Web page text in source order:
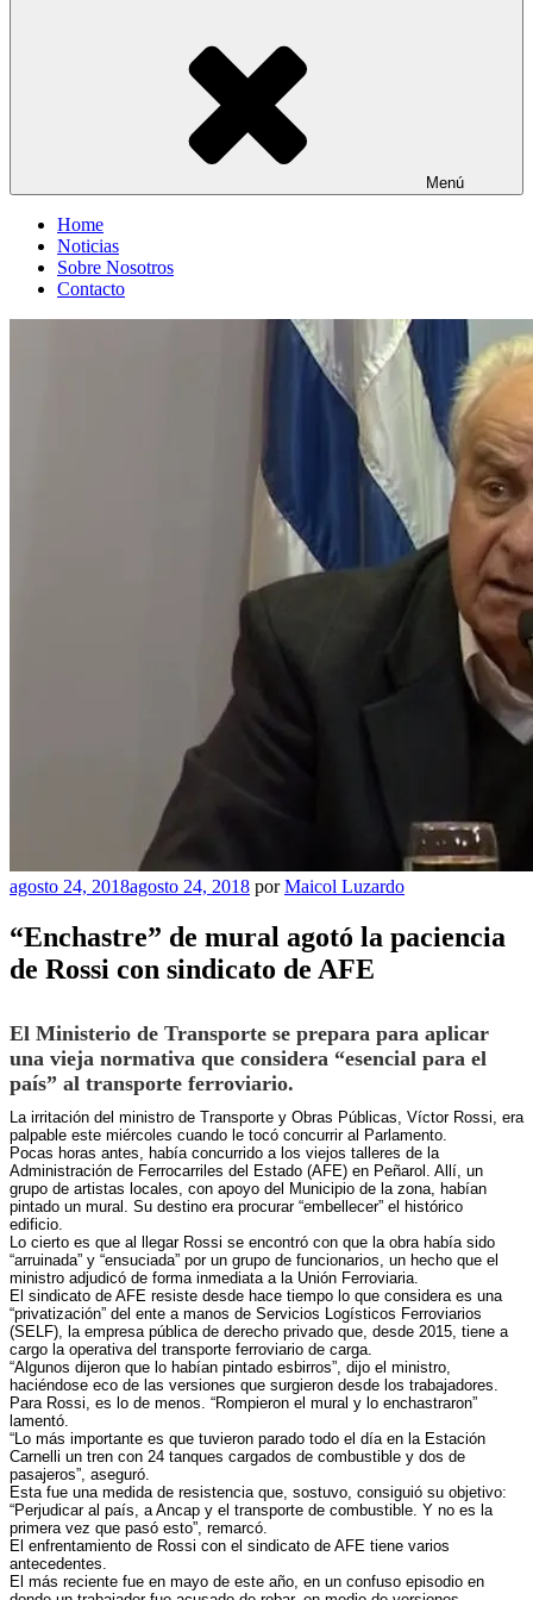
Menú
Home
Noticias
Sobre Nosotros
Contacto
Publicado
agosto 24, 2018agosto 24, 2018 porMaicol Luzardo
“Enchastre” de mural agotó la paciencia
de Rossi con sindicato de AFE
El Ministerio de Transporte se prepara para aplicar
una vieja normativa que considera “esencial para el
país” al transporte ferroviario.
La irritación del ministro de Transporte y Obras Públicas, Víctor Rossi, era
palpable este miércoles cuando le tocó concurrir al Parlamento.
Pocas horas antes, había concurrido a los viejos talleres de la
Administración de Ferrocarriles del Estado (AFE) en Peñarol. Allí, un
grupo de artistas locales, con apoyo del Municipio de la zona, habían
pintado un mural. Su destino era procurar “embellecer” el histórico
edificio.
Lo cierto es que al llegar Rossi se encontró con que la obra había sido
“arruinada” y “ensuciada” por un grupo de funcionarios, un hecho que el
ministro adjudicó de forma inmediata a la Unión Ferroviaria.
El sindicato de AFE resiste desde hace tiempo lo que considera es una
“privatización” del ente a manos de Servicios Logísticos Ferroviarios
(SELF), la empresa pública de derecho privado que, desde 2015, tiene a
cargo la operativa del transporte ferroviario de carga.
“Algunos dijeron que lo habían pintado esbirros”, dijo el ministro,
haciéndose eco de las versiones que surgieron desde los trabajadores.
Para Rossi, es lo de menos. “Rompieron el mural y lo enchastraron”
lamentó.
“Lo más importante es que tuvieron parado todo el día en la Estación
Carnelli un tren con 24 tanques cargados de combustible y dos de
pasajeros”, aseguró.
Esta fue una medida de resistencia que, sostuvo, consiguió su objetivo:
“Perjudicar al país, a Ancap y el transporte de combustible. Y no es la
primera vez que pasó esto”, remarcó.
El enfrentamiento de Rossi con el sindicato de AFE tiene varios
antecedentes.
El más reciente fue en mayo de este año, en un confuso episodio en